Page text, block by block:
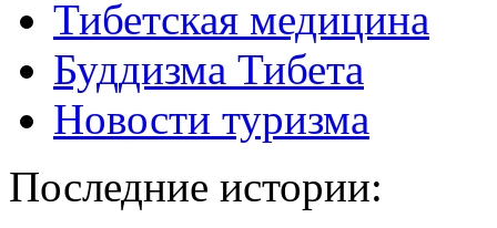
Тибетская медицина
Буддизма Тибета
Новости туризма
Последние истории: